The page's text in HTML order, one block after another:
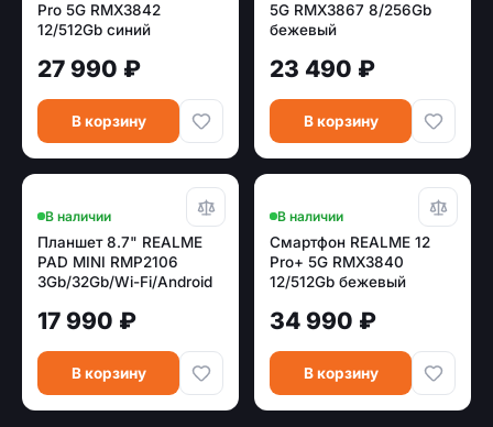
Pro 5G RMX3842
12/512Gb синий
27 990 ₽
В корзину
5G RMX3867 8/256Gb
бежевый
23 490 ₽
В корзину
В наличии
Планшет 8.7" REALME
PAD MINI RMP2106
3Gb/32Gb/Wi-Fi/Android
17 990 ₽
В корзину
В наличии
Смартфон REALME 12
Pro+ 5G RMX3840
12/512Gb бежевый
34 990 ₽
В корзину